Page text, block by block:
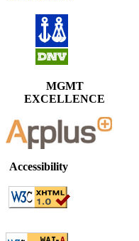
MGMT
EXCELLENCE
Accessibility